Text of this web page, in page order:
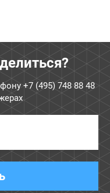
+7 (495) 748 88 48